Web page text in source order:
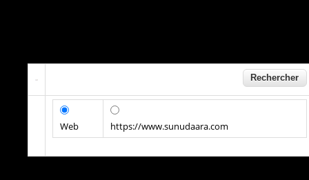
Web https://www.sunudaara.com